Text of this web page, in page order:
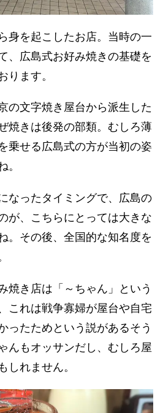
身を起こしたお店。当時の一
、広島式お好み焼きの基礎を
ります。
の文字焼き屋台から派生した
焼きは後発の部類。むしろ薄
乗せる広島式の方が当初の姿
。
なったタイミングで、広島の
が、こちらにとっては大きな
。その後、全国的な知名度を
焼き店は「～ちゃん」という
これは戦争寡婦が屋台や自宅
ったためという説があるそう
んもオッサンだし、むしろ屋
しれません。